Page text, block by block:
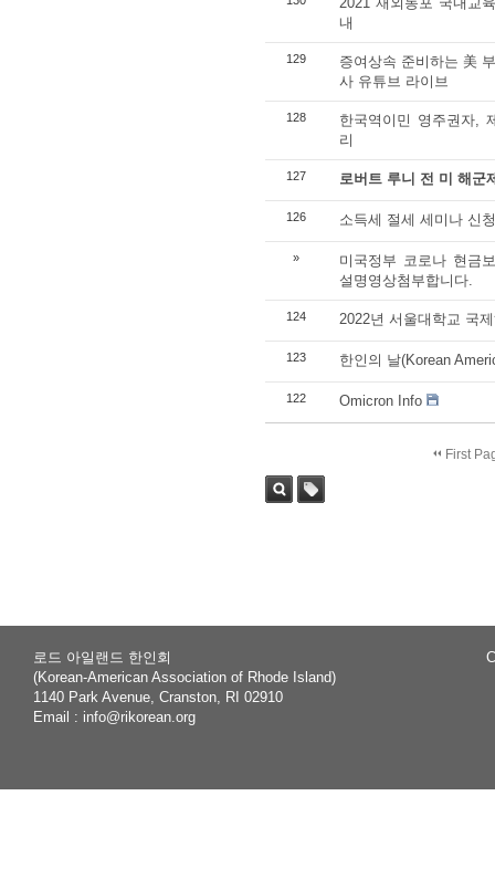
내
129
증여상속 준비하는 美
사 유튜브 라이브
128
한국역이민 영주권자,
리
127 로버트 루니 전 미 해군
126 소득세 절세 세미나 신
»
미국정부 코로나 현금
설명영상첨부합니다.
124 2022년 서울대학교 국
123 한인의 날(Korean
122 Omicron Info
First
로드 아일랜드 한인회
(Korean-American Association of Rhode Island)
1140 Park Avenue, Cranston, RI 02910
Email : info@rikorean.org